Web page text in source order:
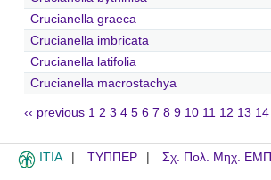
Crucianella graeca
Crucianella imbricata
Crucianella latifolia
Crucianella macrostachya
‹‹ previous 1 2 3 4 5 6 7 8 9 10 11 12 13 14
ITIA ΤΥΠΠΕΡ Σχ. Πολ. Μηχ. ΕΜΠ